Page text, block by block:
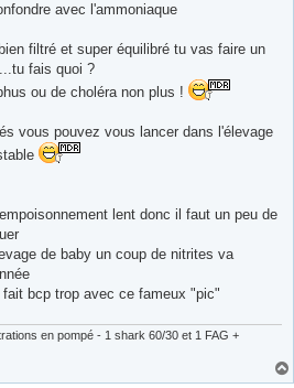
avec l'ammoniaque
filtré et super équilibré tu vas faire un
fais quoi ?
ou de choléra non plus !
vous pouvez vous lancer dans l'élevage
lent donc il faut un peu de
de baby un coup de nitrites va
bcp trop avec ce fameux "pic"
en pompé - 1 shark 60/30 et 1 FAG +